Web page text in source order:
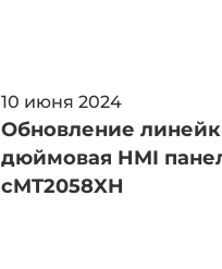
10 июня 2024
Обновление
дюймовая HMI
cMT2058XH